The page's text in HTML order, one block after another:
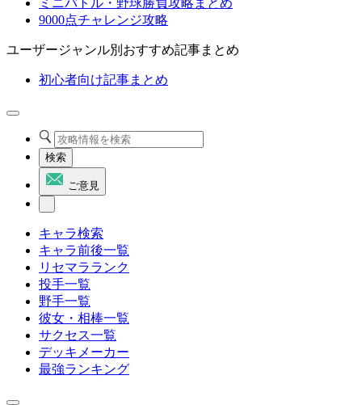
ミニバトル・野球勝負攻略まとめ
9000点チャレンジ攻略
ユーザージャンル別おすすめ記事まとめ
初心者向け記事まとめ
検索
ご意見
キャラ検索
キャラ前後一覧
リセマラランク
投手一覧
野手一覧
彼女・相棒一覧
サクセス一覧
デッキメーカー
最強ランキング